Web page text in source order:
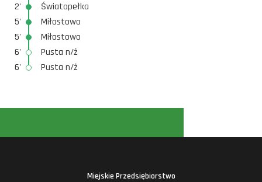
2'
Światopełka
5'
Miłostowo
5'
Miłostowo
6'
Pusta n/ż
6'
Pusta n/ż
Miejskie Przedsiębiorstwo